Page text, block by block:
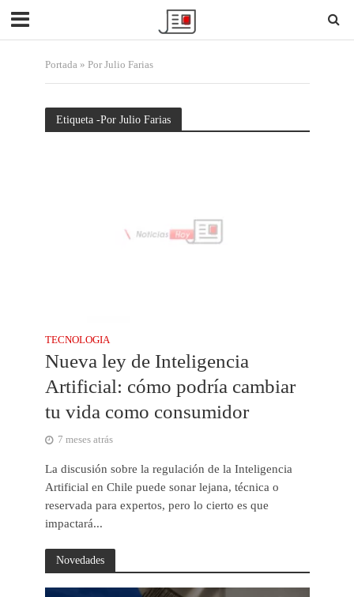
Portada» Por Julio Farias
Etiqueta -Por Julio Farias
TECNOLOGIA
Nueva ley de Inteligencia
Artificial: cómo podría cambiar
tu vida como consumidor
7 meses atrás
La discusión sobre la regulación de la Inteligencia
Artificial en Chile puede sonar lejana, técnica o
reservada para expertos, pero lo cierto es que
impactará...
Novedades